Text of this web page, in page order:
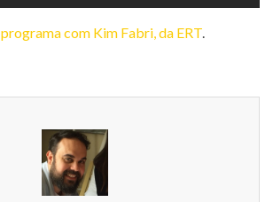
programa com Kim Fabri, da ERT.